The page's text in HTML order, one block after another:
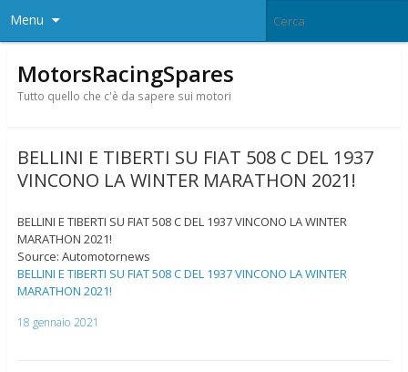
Menu
MotorsRacingSpares
Tutto quello che c'è da sapere sui motori
BELLINI E TIBERTI SU FIAT 508 C DEL 1937
VINCONO LA WINTER MARATHON 2021!
BELLINI E TIBERTI SU FIAT 508 C DEL 1937 VINCONO LA WINTER
MARATHON 2021!
Source: Automotornews
BELLINI E TIBERTI SU FIAT 508 C DEL 1937 VINCONO LA WINTER
MARATHON 2021!
18 gennaio 2021